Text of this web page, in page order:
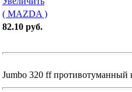
( MAZDA )
82.10 руб.
Jumbo 320 ff противотуманный